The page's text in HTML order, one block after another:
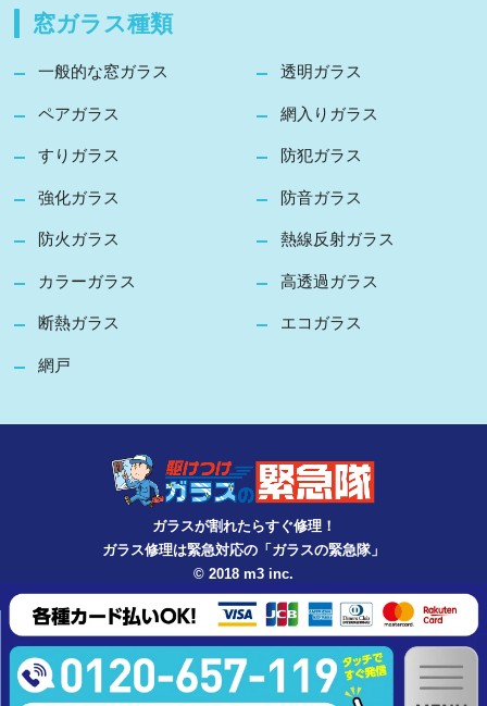
窓ガラス種類
一般的な窓ガラス 透明ガラス
ペアガラス 網入りガラス
すりガラス 防犯ガラス
強化ガラス 防音ガラス
防火ガラス 熱線反射ガラス
カラーガラス 高透過ガラス
断熱ガラス エコガラス
網戸
ガラスが割れたらすぐ修理！
ガラス修理は緊急対応の「ガラスの緊急隊」
© 2018 m3 inc.